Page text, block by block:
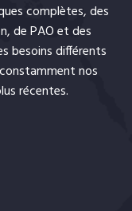
complètes, des
, dePAOetdes
besoins différents
nos
récentes.